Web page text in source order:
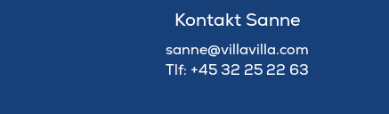
Kontakt Sanne
sanne@villavilla.com
Tlf: +45 32 25 22 63